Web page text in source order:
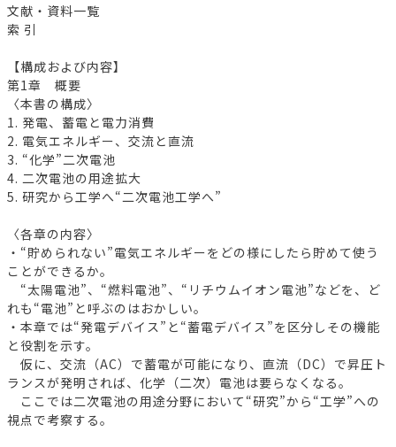
文献・資料一覧
索 引
【構成および内容】
第1章 概要
〈本書の構成〉
1. 発電、蓄電と電力消費
2. 電気エネルギー、交流と直流
3. “化学”二次電池
4. 二次電池の用途拡大
5. 研究から工学へ“二次電池工学へ”
〈各章の内容〉
・“貯められない”電気エネルギーをどの様にしたら貯めて使う
ことができるか。
“太陽電池”、“燃料電池”、“リチウムイオン電池”などを、ど
れも“電池”と呼ぶのはおかしい。
・本章では“発電デバイス”と“蓄電デバイス”を区分しその機能
と役割を示す。
仮に、交流（AC）で蓄電が可能になり、直流（DC）で昇圧ト
ランスが発明されば、化学（二次）電池は要らなくなる。
ここでは二次電池の用途分野において“研究”から“工学”への
視点で考察する。